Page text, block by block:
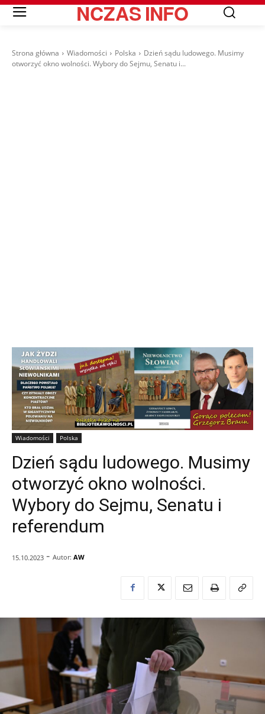
NCZASINFO
Strona główna Wiadomości Polska
Dzień sądu ludowego. Musimy
otworzyć okno wolności. Wybory do Sejmu, Senatu i...
Wiadomości Polska
Dzień sądu ludowego. Musimy
otworzyć okno wolności.
Wybory do Sejmu, Senatu i
referendum
15.10.2023 - Autor: AW